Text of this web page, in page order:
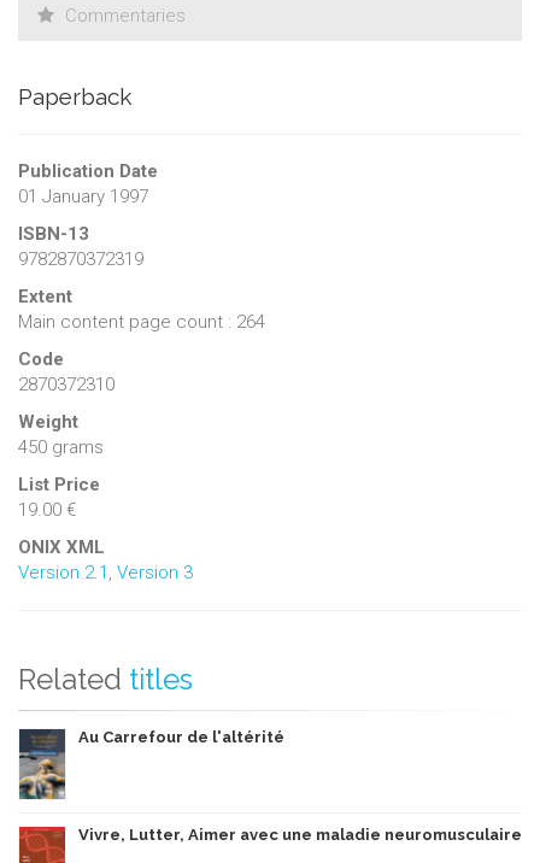
Commentaries
Paperback
Publication Date
01 January 1997
ISBN-13
9782870372319
Extent
Main content page count : 264
Code
2870372310
Weight
450 grams
List Price
19.00 €
ONIX XML
Version 2.1 Version 3
Related titles
Au Carrefour de l'altérité
Vivre, Lutter, Aimer avec une maladie neuromusculaire